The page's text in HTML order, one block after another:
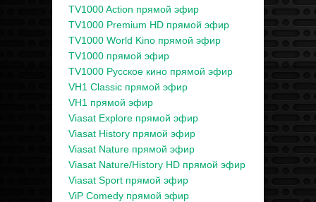
TV1000 Action прямой эфир
TV1000 Premium HD прямой эфир
TV1000 World Kino прямой эфир
TV1000 прямой эфир
TV1000 Русское кино прямой эфир
VH1 Classic прямой эфир
VH1 прямой эфир
Viasat Explore прямой эфир
Viasat History прямой эфир
Viasat Nature прямой эфир
Viasat Nature/History HD прямой эфир
Viasat Sport прямой эфир
ViP Comedy прямой эфир